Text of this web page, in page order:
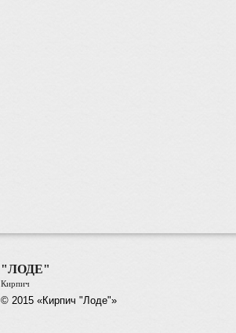
"ЛОДЕ"
Кирпич
© 2015 «Кирпич "Лоде"»